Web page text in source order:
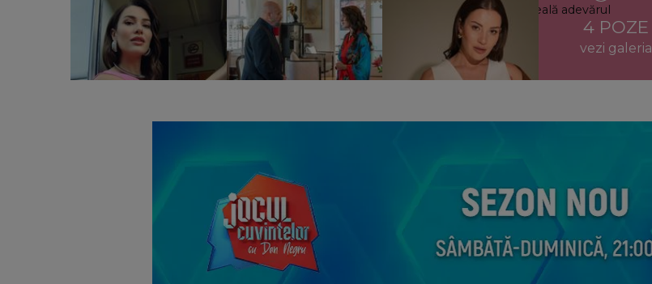
Care a fost cauza decesului actriței Ece Irtem. Raportul medico-legal a scos la iveală adevărul
4 POZE
vezi galeria